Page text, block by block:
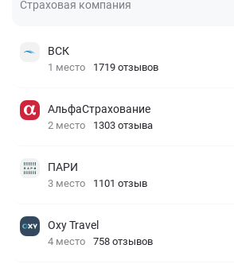
Страховая компания
ВСК
1 место 1719 отзывов
АльфаСтрахование
2 место 1303 отзыва
ПАРИ
3 место 1101 отзыв
Oxy Travel
4 место 758 отзывов